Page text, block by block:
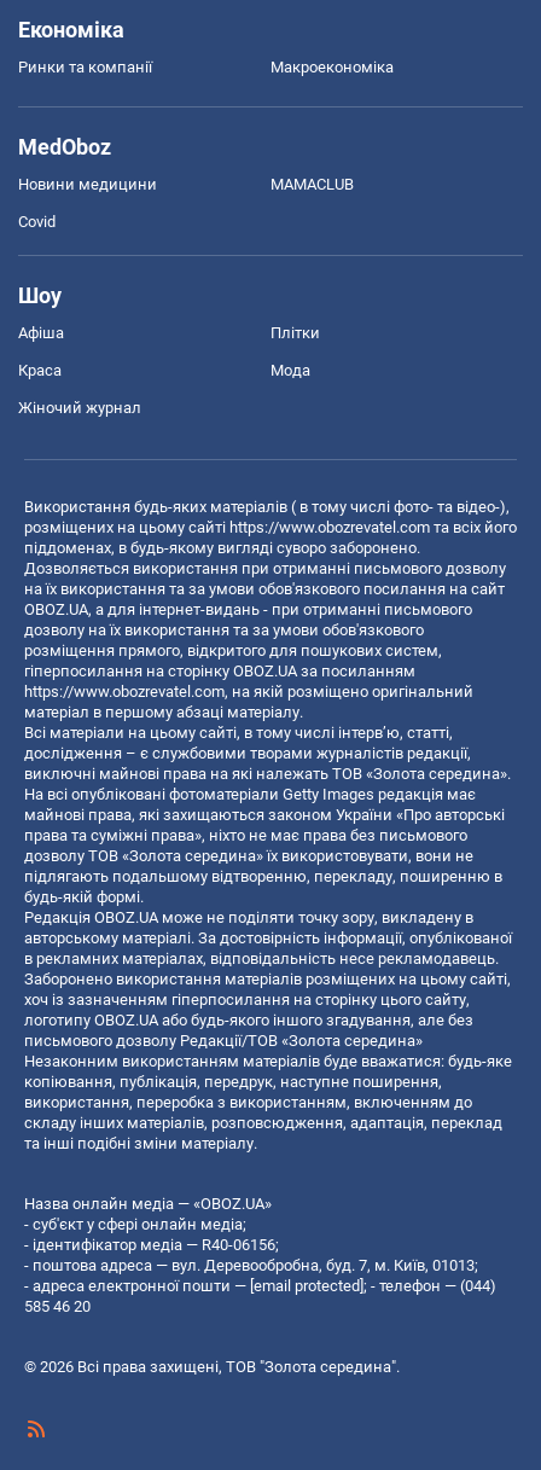
Економіка
Ринки та компанії Макроекономіка
MedOboz
Новини медицини MAMACLUB
Covid
Шоу
Афіша Плітки
Краса Мода
Жіночий журнал
Використання будь-яких матеріалів ( в тому числі фото- та відео-),
розміщених на цьому сайті https://www.obozrevatel.com та всіх його
піддоменах, в будь-якому вигляді суворо заборонено.
Дозволяється використання при отриманні письмового дозволу
на їх використання та за умови обов'язкового посилання на сайт
OBOZ.UA, а для інтернет-видань - при отриманні письмового
дозволу на їх використання та за умови обов'язкового
розміщення прямого, відкритого для пошукових систем,
гіперпосилання на сторінку OBOZ.UA за посиланням
https://www.obozrevatel.com, на якій розміщено оригінальний
матеріал в першому абзаці матеріалу.
Всі матеріали на цьому сайті, в тому числі інтерв’ю, статті,
дослідження – є службовими творами журналістів редакції,
виключні майнові права на які належать ТОВ «Золота середина».
На всі опубліковані фотоматеріали Getty Images редакція має
майнові права, які захищаються законом України «Про авторські
права та суміжні права», ніхто не має права без письмового
дозволу ТОВ «Золота середина» їх використовувати, вони не
підлягають подальшому відтворенню, перекладу, поширенню в
будь-якій формі.
Редакція OBOZ.UA може не поділяти точку зору, викладену в
авторському матеріалі. За достовірність інформації, опублікованої
в рекламних матеріалах, відповідальність несе рекламодавець.
Заборонено використання матеріалів розміщених на цьому сайті,
хоч із зазначенням гіперпосилання на сторінку цього сайту,
логотипу OBOZ.UA або будь-якого іншого згадування, але без
письмового дозволу Редакції/ТОВ «Золота середина»
Незаконним використанням матеріалів буде вважатися: будь-яке
копiювання, публiкацiя, передрук, наступне поширення,
використання, переробка з використанням, включенням до
складу інших матеріалів, розповсюдження, адаптація, переклад
та інші подібні зміни матеріалу.
Назва онлайн медіа — «OBOZ.UA»
- суб'єкт у сфері онлайн медіа;
- ідентифікатор медіа — R40-06156;
- поштова адреса — вул. Деревообробна, буд. 7, м. Київ, 01013;
- адреса електронної пошти — [email protected] ; - телефон — (044)
585 46 20
© 2026 Всі права захищені, ТОВ "Золота середина".